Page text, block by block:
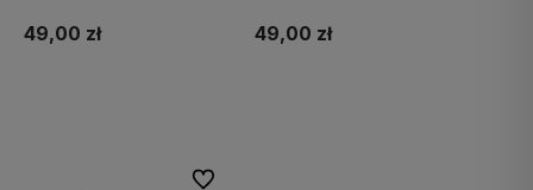
49,00 zł 49,00 zł
Do ulubionych